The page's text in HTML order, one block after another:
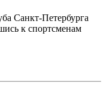
Санкт-Петербурга
к спортсменам